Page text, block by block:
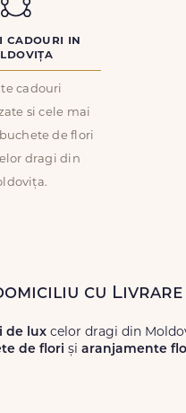
cadouri in
cadouri
si cele mai
de flori
dragi din
cu Livrare
de lux celor dragi din
de flori și aranjamente